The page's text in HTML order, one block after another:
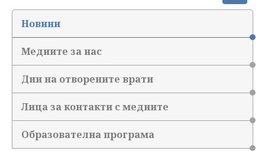
Новини
Медиите за нас
Дни на отворените врати
Лица за контакти с медиите
Образователна програма